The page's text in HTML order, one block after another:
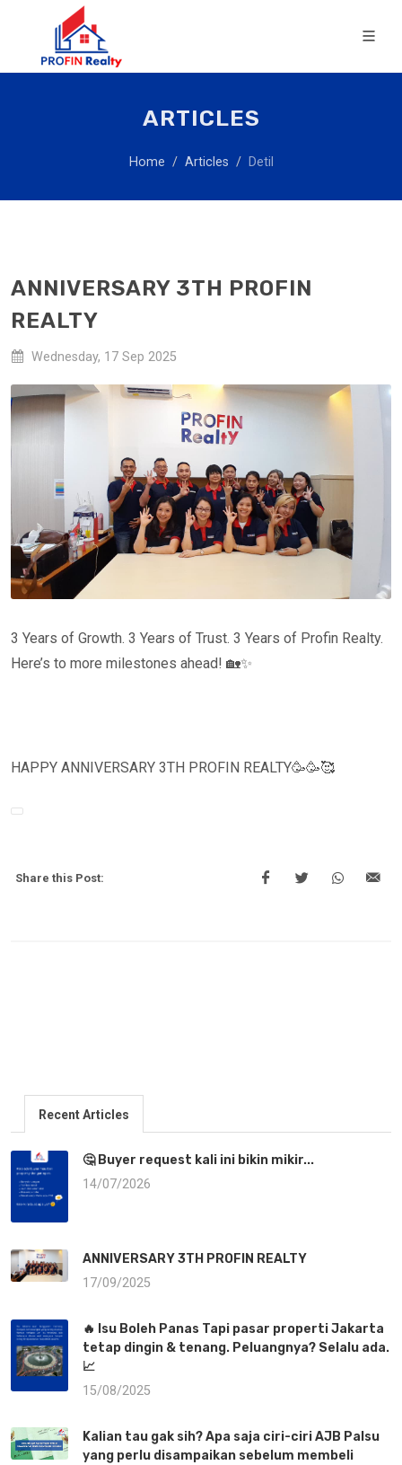
ARTICLES
Home Articles Detil
ANNIVERSARY 3TH PROFIN
REALTY
Wednesday, 17 Sep 2025
3 Years of Growth. 3 Years of Trust. 3 Years of Profin Realty.
Here’s to more milestones ahead! 🏡✨
HAPPY ANNIVERSARY 3TH PROFIN REALTY🥳🥳🥰
Share this Post:
Recent Articles
🤔 Buyer request kali ini bikin mikir...
14/07/2026
ANNIVERSARY 3TH PROFIN REALTY
17/09/2025
🔥 Isu Boleh Panas Tapi pasar properti Jakarta
tetap dingin & tenang. Peluangnya? Selalu ada.
📈
15/08/2025
Kalian tau gak sih? Apa saja ciri-ciri AJB Palsu
yang perlu disampaikan sebelum membeli